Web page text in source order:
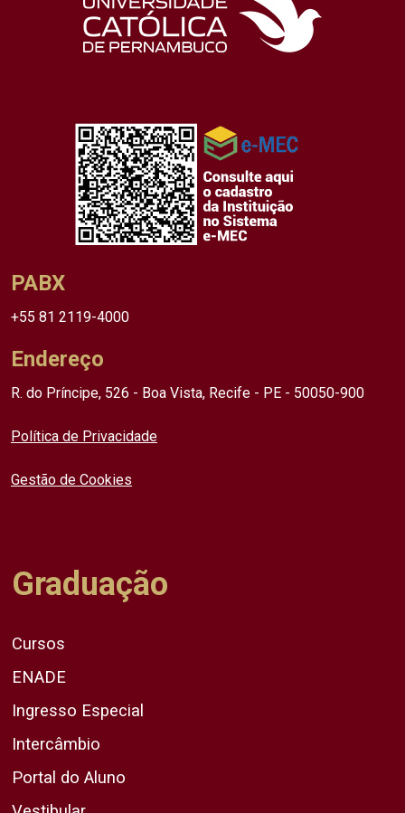
PABX
+55 81 2119-4000
Endereço
R. do Príncipe, 526 - Boa Vista, Recife - PE - 50050-900
Política de Privacidade
Gestão de Cookies
Graduação
Cursos
ENADE
Ingresso Especial
Intercâmbio
Portal do Aluno